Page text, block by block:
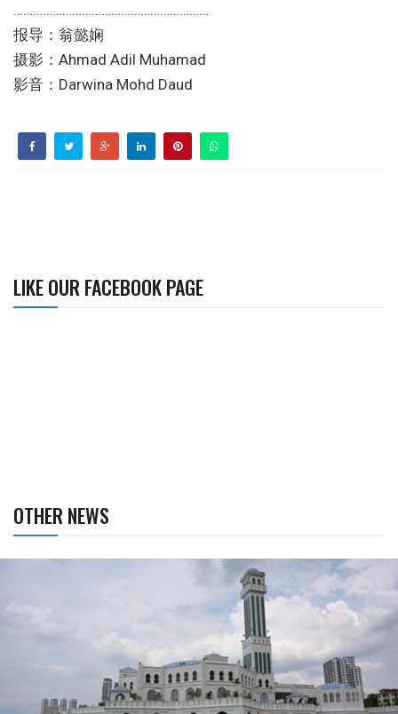
……………………………………………………
报导：翁懿娴
摄影：Ahmad Adil Muhamad
影音：Darwina Mohd Daud
LIKE OUR FACEBOOK PAGE
OTHER NEWS